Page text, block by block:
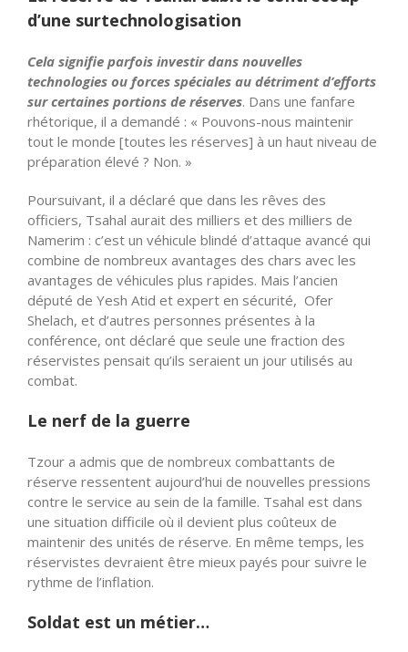
d’une surtechnologisation
Cela signifie parfois investir dans nouvelles
technologies ou forces spéciales au détriment d’efforts
sur certaines portions de réserves. Dans une fanfare
rhétorique, il a demandé : « Pouvons-nous maintenir
tout le monde [toutes les réserves] à un haut niveau de
préparation élevé ? Non. »
Poursuivant, il a déclaré que dans les rêves des
officiers, Tsahal aurait des milliers et des milliers de
Namerim : c’est un véhicule blindé d’attaque avancé qui
combine de nombreux avantages des chars avec les
avantages de véhicules plus rapides. Mais l’ancien
député de Yesh Atid et expert en sécurité, Ofer
Shelach, et d’autres personnes présentes à la
conférence, ont déclaré que seule une fraction des
réservistes pensait qu’ils seraient un jour utilisés au
combat.
Le nerf de la guerre
Tzour a admis que de nombreux combattants de
réserve ressentent aujourd’hui de nouvelles pressions
contre le service au sein de la famille. Tsahal est dans
une situation difficile où il devient plus coûteux de
maintenir des unités de réserve. En même temps, les
réservistes devraient être mieux payés pour suivre le
rythme de l’inflation.
Soldat est un métier…